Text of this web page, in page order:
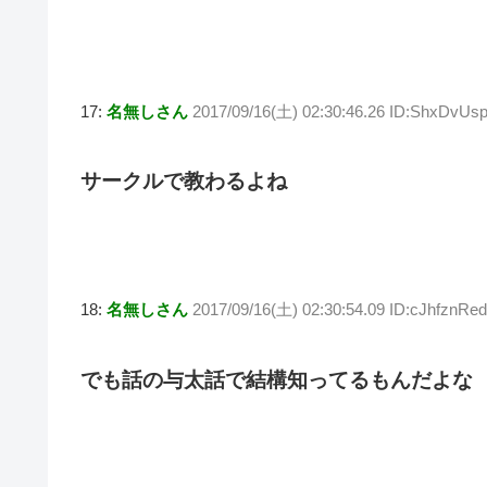
17: 名無しさん 2017/09/16(土) 02:30:46.26
サークルで教わるよね
18: 名無しさん 2017/09/16(土) 02:30:54.09 ID:cJhfznRed
でも話の与太話で結構知ってるもんだよな